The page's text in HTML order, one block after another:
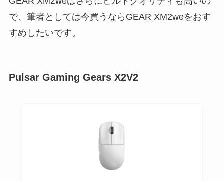
で、筆者としては今買うならGEAR XM2weをおす
すめしたいです。
Pulsar Gaming Gears X2V2